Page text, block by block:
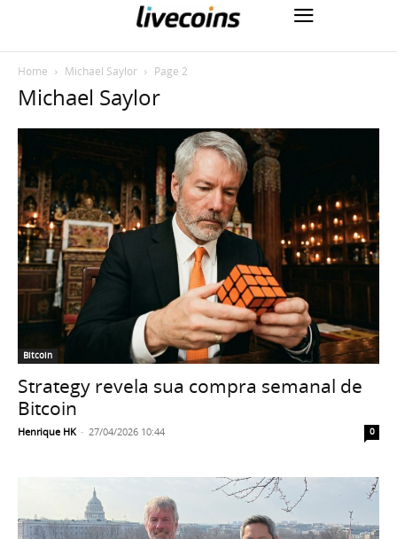
Home Michael Saylor Page 2
Michael Saylor
Bitcoin
Strategy revela sua compra semanal de
Bitcoin
Henrique HK - 27/04/2026 10:44 0